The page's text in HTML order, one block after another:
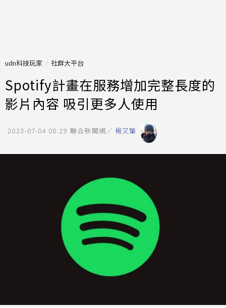
udn科技玩家 社群大平台
Spotify計畫在服務增加完整長度的
影片內容 吸引更多人使用
2023-07-04 08:29 聯合新聞網／ 楊又肇